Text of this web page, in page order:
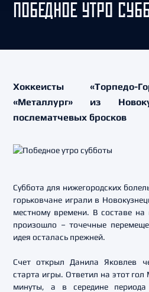
ПОБЕДНОЕ УТРО
Хоккеисты «Торпедо-
«Металлург» из
послематчевых бросков
Суббота для нижегородских
горьковчане играли в
местному времени. В составе
произошло – точечные
идея осталась прежней.
Счет открыл Данила Яковлев
старта игры. Ответил на этот
минуты, а в середине